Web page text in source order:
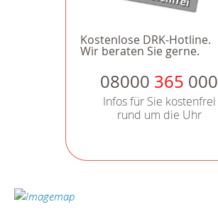
Kostenlose DRK-Hotline.
Wir beraten Sie gerne.
08000 365 000
Infos für Sie kostenfrei
rund um die Uhr